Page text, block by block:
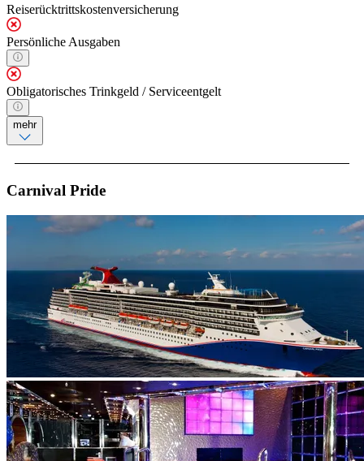
Reiserücktrittskostenversicherung
Persönliche Ausgaben
Obligatorisches Trinkgeld / Serviceentgelt
mehr
Carnival Pride